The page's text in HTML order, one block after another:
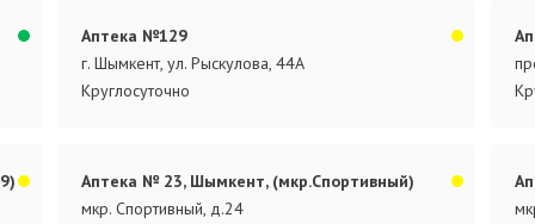
Аптека №129
г. Шымкент, ул. Рыскулова, 44А
Круглосуточно
Аптека № 23, Шымкент, (мкр.Спортивный)
мкр. Спортивный, д.24